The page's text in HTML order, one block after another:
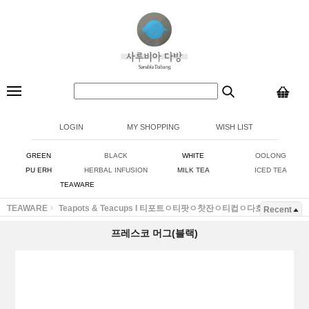
LOGIN MY SHOPPING WISH LIST
GREEN BLACK WHITE
OOLONG
PU ERH
HERBAL INFUSION MILK TEA
ICED TEA
TEAWARE
TEAWARE Teapots & Teacups I 티포트ㅇ티팟ㅇ찻잔ㅇ티컵ㅇ다호ㅇ잔
Recent
프레스코 머그(블랙)